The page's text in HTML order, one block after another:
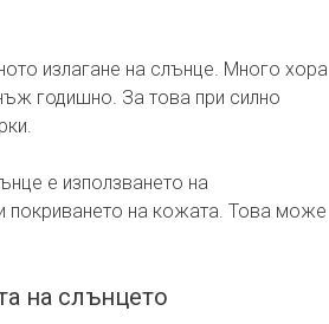
излагане на слънце. Много хора
годишно. За това при силно
е използването на
покриването на кожата. Това може
на слънцето